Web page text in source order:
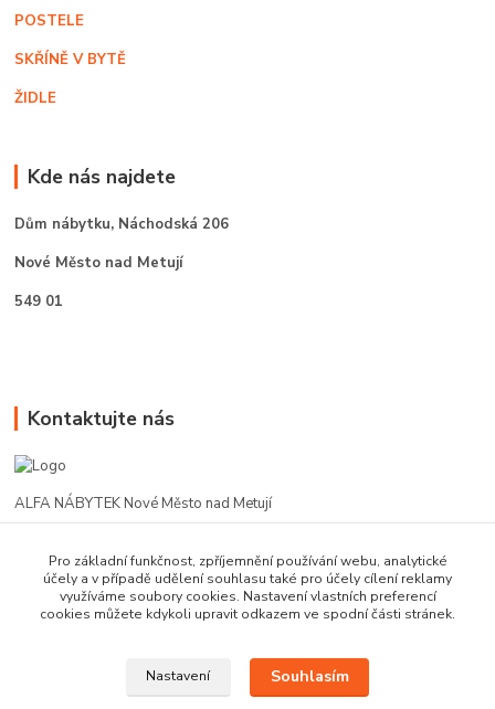
POSTELE
SKŘÍNĚ V BYTĚ
ŽIDLE
Kde nás najdete
Dům nábytku, Náchodská 206
Nové Město nad Metují
549 01
Kontaktujte nás
ALFA NÁBYTEK Nové Město nad Metují
602 412 331
alfanm@seznam.cz
Pro základní funkčnost, zpříjemnění používání webu, analytické
účely a v případě udělení souhlasu také pro účely cílení reklamy
využíváme soubory cookies. Nastavení vlastních preferencí
cookies můžete kdykoli upravit odkazem ve spodní části stránek.
Nastavení Souhlasím